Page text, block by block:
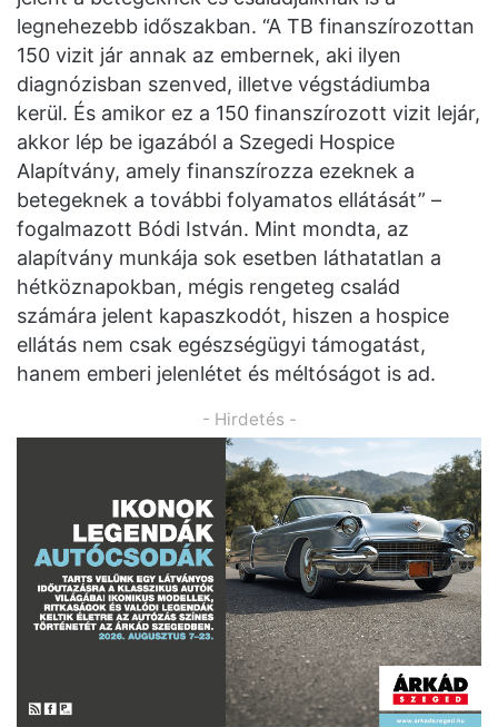
legnehezebb időszakban. “A TB finanszírozottan
150 vizit jár annak az embernek, aki ilyen
diagnózisban szenved, illetve végstádiumba
kerül. És amikor ez a 150 finanszírozott vizit lejár,
akkor lép be igazából a Szegedi Hospice
Alapítvány, amely finanszírozza ezeknek a
betegeknek a további folyamatos ellátását” –
fogalmazott Bódi István. Mint mondta, az
alapítvány munkája sok esetben láthatatlan a
hétköznapokban, mégis rengeteg család
számára jelent kapaszkodót, hiszen a hospice
ellátás nem csak egészségügyi támogatást,
hanem emberi jelenlétet és méltóságot is ad.
- Hirdetés -